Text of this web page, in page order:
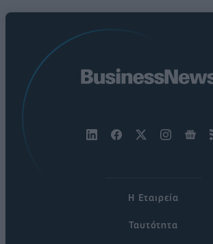
Η Εταιρεία
Ταυτότητα